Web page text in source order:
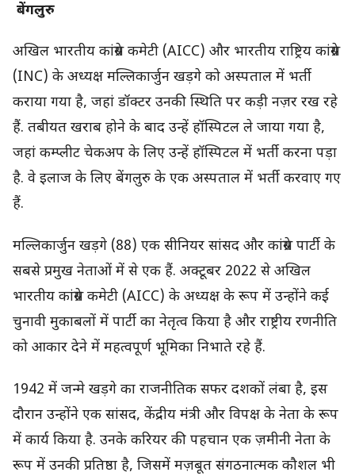
बेंगलुरु
अखिल भारतीय कांग्रेस कमेटी (AICC) और भारतीय राष्ट्रिय कांग्रेस
(INC) के अध्यक्ष मल्लिकार्जुन खड़गे को अस्पताल में भर्ती
कराया गया है, जहां डॉक्टर उनकी स्थिति पर कड़ी नज़र रख रहे
हैं. तबीयत खराब होने के बाद उन्हें हॉस्पिटल ले जाया गया है,
जहां कम्प्लीट चेकअप के लिए उन्हें हॉस्पिटल में भर्ती करना पड़ा
है. वे इलाज के लिए बेंगलुरु के एक अस्पताल में भर्ती करवाए गए
हैं.
मल्लिकार्जुन खड़गे (88) एक सीनियर सांसद और कांग्रेस पार्टी के
सबसे प्रमुख नेताओं में से एक हैं. अक्टूबर 2022 से अखिल
भारतीय कांग्रेस कमेटी (AICC) के अध्यक्ष के रूप में उन्होंने कई
चुनावी मुकाबलों में पार्टी का नेतृत्व किया है और राष्ट्रीय रणनीति
को आकार देने में महत्वपूर्ण भूमिका निभाते रहे हैं.
1942 में जन्मे खड़गे का राजनीतिक सफर दशकों लंबा है, इस
दौरान उन्होंने एक सांसद, केंद्रीय मंत्री और विपक्ष के नेता के रूप
में कार्य किया है. उनके करियर की पहचान एक ज़मीनी नेता के
रूप में उनकी प्रतिष्ठा है, जिसमें मज़बूत संगठनात्मक कौशल भी